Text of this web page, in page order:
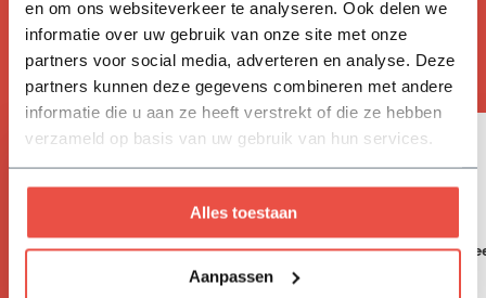
en om ons websiteverkeer te analyseren. Ook delen we
informatie over uw gebruik van onze site met onze
partners voor social media, adverteren en analyse. Deze
partners kunnen deze gegevens combineren met andere
informatie die u aan ze heeft verstrekt of die ze hebben
verzameld op basis van uw gebruik van hun services.
Alles toestaan
Aanpassen
ACCESSOIRES
Handig om mee te bestellen
Aanplantgrond Verzinkt